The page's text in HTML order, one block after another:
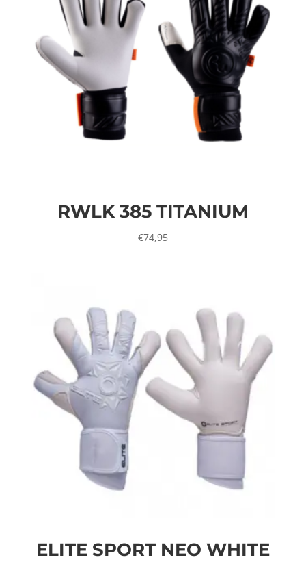
RWLK 385 TITANIUM
€74,95
ELITE SPORT NEO WHITE